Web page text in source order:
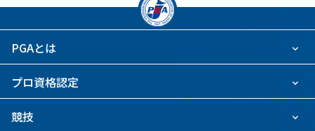
PGAとは
プロ資格認定
競技